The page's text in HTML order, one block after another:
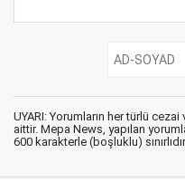
UYARI: Yorumların her türlü
aittir. Mepa News, yapılan
600 karakterle (boşluklu)